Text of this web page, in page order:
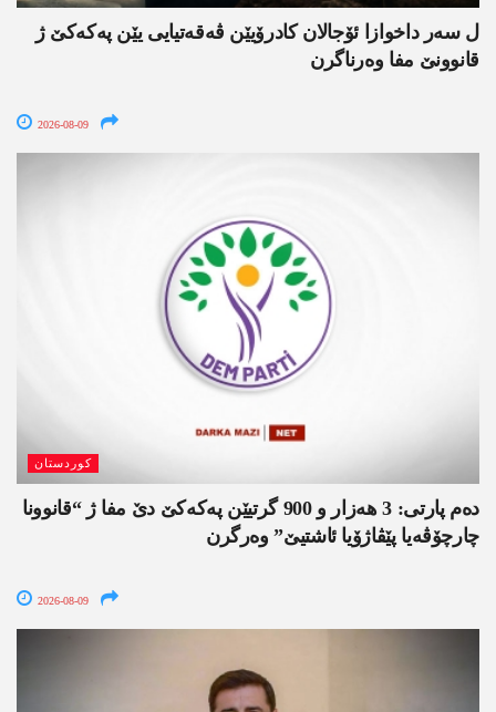
ل سەر داخوازا ئۆجالان کادرۆیێن ڤەقەتیایی یێن پەکەکێ ژ
قانوونێ مفا وەرناگرن
2026-08-09
کوردستان
دەم پارتی: 3 ھەزار و 900 گرتیێن پەکەکێ دێ مفا ژ “قانوونا
چارچۆڤەیا پێڤاژۆیا ئاشتیێ” وەرگرن
2026-08-09